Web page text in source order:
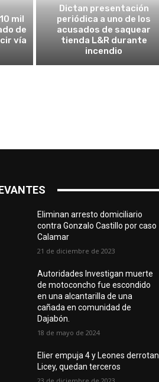
mil
de
vía
Dictan presentación
periódica a uno de los
acusados de saquear
tienda L&R durante
incendio
Eliminan arresto domiciliario
contra Gonzalo Castillo por caso
Calamar
21 de diciembre de 2023
Autoridades Investigan muerte
de motoconcho fue escondido
en una alcantarilla de una
cañada en comunidad de
Dajabón.
18 de mayo de 2024
Elier empuja 4 y Leones derrotan
Licey, quedan terceros